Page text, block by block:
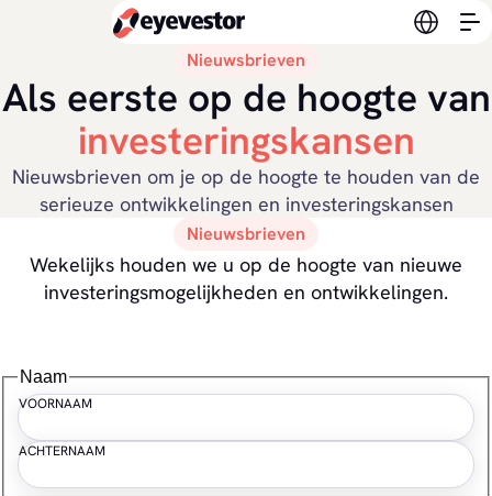
Nieuwsbrieven
Als eerste op de hoogte van
investeringskansen
Nieuwsbrieven om je op de hoogte te houden van de
serieuze ontwikkelingen en investeringskansen
Nieuwsbrieven
Wekelijks houden we u op de hoogte van nieuwe
investeringsmogelijkheden en ontwikkelingen.
Naam
VOORNAAM
ACHTERNAAM